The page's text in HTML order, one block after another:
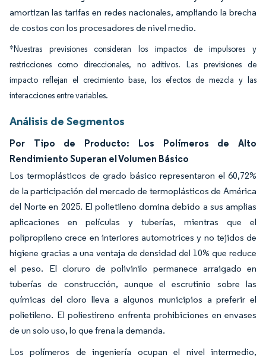
amortizan las tarifas en redes nacionales, ampliando la brecha
de costos con los procesadores de nivel medio.
*Nuestras previsiones consideran los impactos de impulsores y
restricciones como direccionales, no aditivos. Las previsiones de
impacto reflejan el crecimiento base, los efectos de mezcla y las
interacciones entre variables.
Análisis de Segmentos
Por Tipo de Producto: Los Polímeros de Alto
Rendimiento Superan el Volumen Básico
Los termoplásticos de grado básico representaron el 60,72%
de la participación del mercado de termoplásticos de América
del Norte en 2025. El polietileno domina debido a sus amplias
aplicaciones en películas y tuberías, mientras que el
polipropileno crece en interiores automotrices y no tejidos de
higiene gracias a una ventaja de densidad del 10% que reduce
el peso. El cloruro de polivinilo permanece arraigado en
tuberías de construcción, aunque el escrutinio sobre las
químicas del cloro lleva a algunos municipios a preferir el
polietileno. El poliestireno enfrenta prohibiciones en envases
de un solo uso, lo que frena la demanda.
Los polímeros de ingeniería ocupan el nivel intermedio,